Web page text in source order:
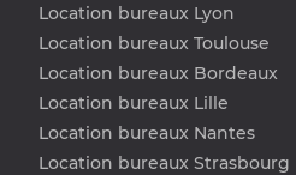
Location bureaux Lyon
Location bureaux Toulouse
Location bureaux Bordeaux
Location bureaux Lille
Location bureaux Nantes
Location bureaux Strasbourg